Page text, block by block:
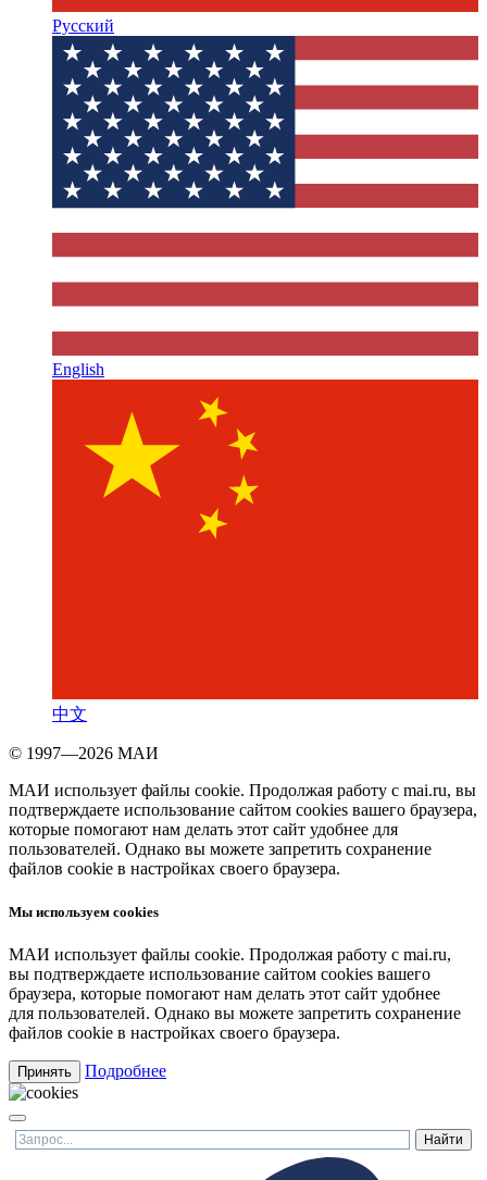
Русский
English
中文
© 1997—2026 МАИ
МАИ использует файлы cookie. Продолжая работу с mai.ru, вы
подтверждаете использование сайтом cookies вашего браузера,
которые помогают нам делать этот сайт удобнее для
пользователей. Однако вы можете запретить сохранение
файлов cookie в настройках своего браузера.
Мы используем cookies
МАИ использует файлы cookie. Продолжая работу с mai.ru,
вы подтверждаете использование сайтом cookies вашего
браузера, которые помогают нам делать этот сайт удобнее
для пользователей. Однако вы можете запретить сохранение
файлов cookie в настройках своего браузера.
Принять Подробнее